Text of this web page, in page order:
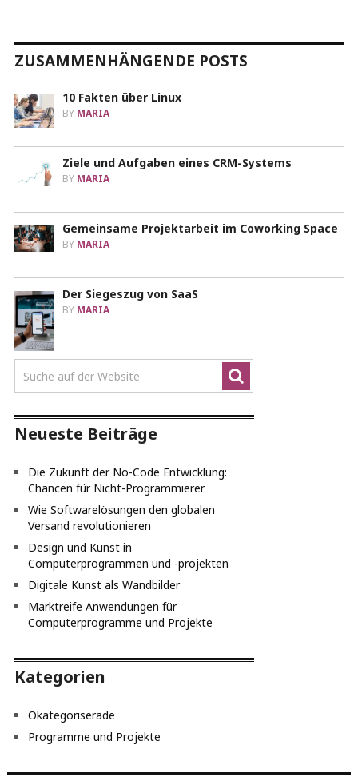
ZUSAMMENHÄNGENDE POSTS
10 Fakten über Linux
BY MARIA
Ziele und Aufgaben eines CRM-Systems
BY MARIA
Gemeinsame Projektarbeit im Coworking Space
BY MARIA
Der Siegeszug von SaaS
BY MARIA
Neueste Beiträge
Die Zukunft der No-Code Entwicklung:
Chancen für Nicht-Programmierer
Wie Softwarelösungen den globalen
Versand revolutionieren
Design und Kunst in
Computerprogrammen und -projekten
Digitale Kunst als Wandbilder
Marktreife Anwendungen für
Computerprogramme und Projekte
Kategorien
Okategoriserade
Programme und Projekte